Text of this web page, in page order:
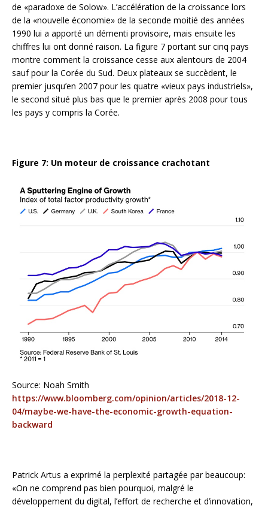
de «paradoxe de Solow». L’accélération de la croissance lors
de la «nouvelle économie» de la seconde moitié des années
1990 lui a apporté un démenti provisoire, mais ensuite les
chiffres lui ont donné raison. La figure 7 portant sur cinq pays
montre comment la croissance cesse aux alentours de 2004
sauf pour la Corée du Sud. Deux plateaux se succèdent, le
premier jusqu’en 2007 pour les quatre «vieux pays industriels»,
le second situé plus bas que le premier après 2008 pour tous
les pays y compris la Corée.
Figure 7: Un moteur de croissance crachotant
Source: Noah Smith
https://www.bloomberg.com/opinion/articles/2018-12-
04/maybe-we-have-the-economic-growth-equation-
backward
Patrick Artus a exprimé la perplexité partagée par beaucoup:
«On ne comprend pas bien pourquoi, malgré le
développement du digital, l’effort de recherche et d’innovation,